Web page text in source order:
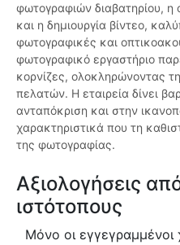
φωτογραφιών διαβατηρίου,
και η δημιουργία βίντεο,
φωτογραφικές και
φωτογραφικό εργαστήριο
κορνίζες, ολοκληρώνοντας
πελατών. Η εταιρεία δίνει
ανταπόκριση και στην
χαρακτηριστικά που τη
της φωτογραφίας.
Αξιολογήσεις
ιστότοπους
Μόνο οι